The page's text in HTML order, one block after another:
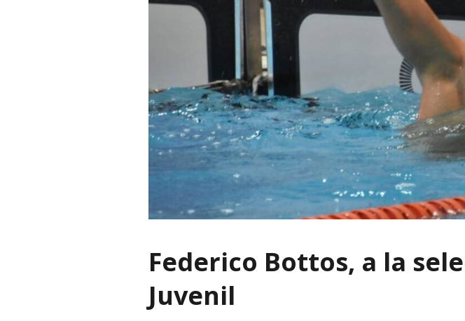
Federico Bottos, a la
Juvenil